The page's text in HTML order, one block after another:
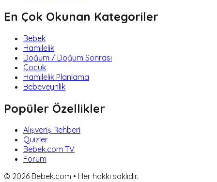
En Çok Okunan Kategoriler
Bebek
Hamilelik
Doğum / Doğum Sonrası
Çocuk
Hamilelik Planlama
Bebeveynlik
Popüler Özellikler
Alışveriş Rehberi
Quizler
Bebek.com TV
Forum
© 2026 Bebek.com • Her hakkı saklıdır.